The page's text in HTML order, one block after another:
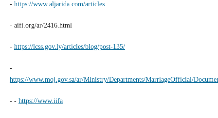
- https://www.aljarida.com/articles
- aifi.org/ar/2416.html
- https://lcss.gov.ly/articles/blog/post-135/
-
https://www.moj.gov.sa/ar/Ministry/Departments/MarriageOfficial/
- - https://www.iifa